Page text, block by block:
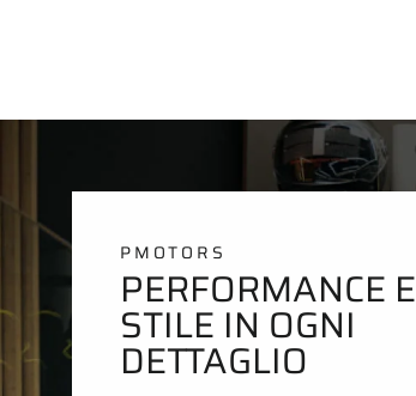
PMOTORS
PERFORMANCE E
STILE IN OGNI
DETTAGLIO